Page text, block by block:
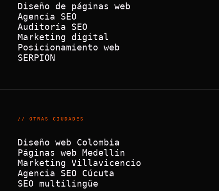
Diseño de páginas web
Agencia SEO
Auditoría SEO
Marketing digital
Posicionamiento web
SERPION
// OTRAS CIUDADES
Diseño web Colombia
Páginas web Medellín
Marketing Villavicencio
Agencia SEO Cúcuta
SEO multilingüe